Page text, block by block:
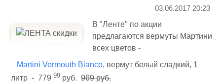
03.06.2017 20:23
В "Ленте" по акции
предлагаются вермуты Мартини
всех цветов -
Martini Vermouth Bianco, вермут белый сладкий, 1
литр - 779 99 руб. 969 руб.